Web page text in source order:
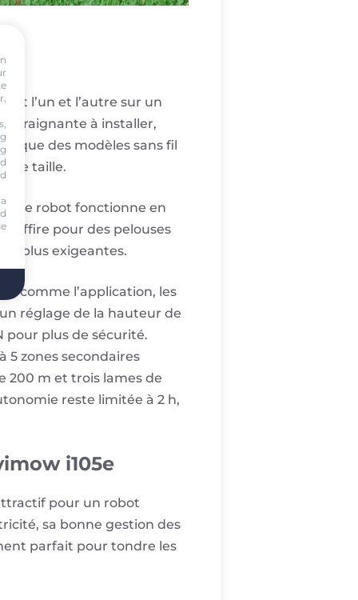
l’un et l’autre sur un
à installer,
que des modèles sans fil
taille.
Le robot fonctionne en
suffire pour des pelouses
plus exigeantes.
comme l’application, les
réglage de la hauteur de
pour plus de sécurité.
5 zones secondaires
200 m et trois lames de
reste limitée à 2 h,
i105e
pour un robot
sa bonne gestion des
parfait pour tondre les